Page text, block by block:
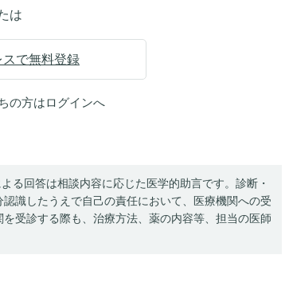
は
で無料登録
の方はログインへ
る回答は相談内容に応じた医学的助言です。診断・
識したうえで自己の責任において、医療機関への受
受診する際も、治療方法、薬の内容等、担当の医師